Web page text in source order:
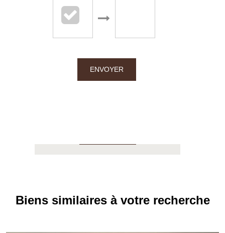
Chalton Dubanchet - Roanne
42300 Roanne
ENVOYER
Biens similaires à votre recherche